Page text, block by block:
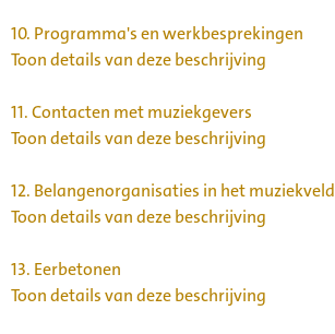
10. Programma's en werkbesprekingen
Toon details van deze beschrijving
11.Contacten met muziekgevers
Toon details van deze beschrijving
12. Belangenorganisaties in het muziekveld
Toon details van deze beschrijving
13. Eerbetonen
Toon details van deze beschrijving